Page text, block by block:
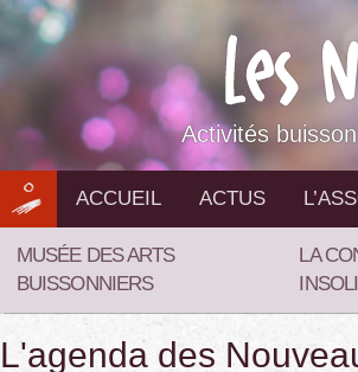
Aller
au
contenu
Activités
ACCUEIL ACTUS
MUSÉE DES ARTS
BUISSONNIERS
LA
L'agenda des